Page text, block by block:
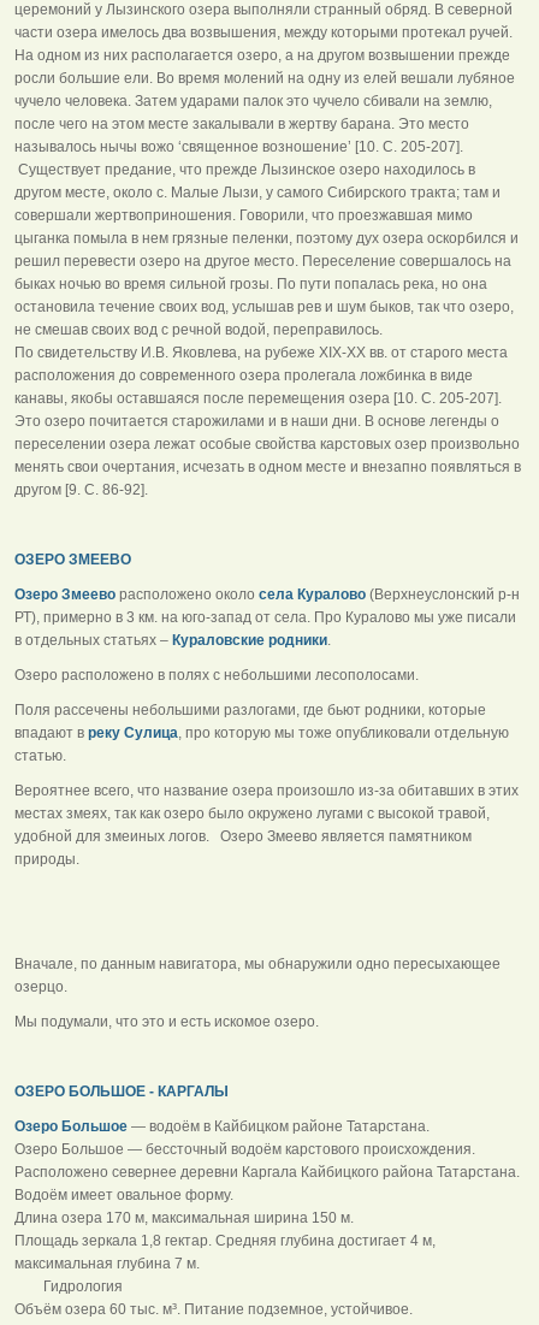
церемоний у Лызинского озера выполняли странный обряд. В северной
части озера имелось два возвышения, между которыми протекал ручей.
На одном из них располагается озеро, а на другом возвышении прежде
росли большие ели. Во время молений на одну из елей вешали лубяное
чучело человека. Затем ударами палок это чучело сбивали на землю,
после чего на этом месте закалывали в жертву барана. Это место
называлось нычы вожо ‘священное возношение’ [10. С. 205-207].
Существует предание, что прежде Лызинское озеро находилось в
другом месте, около с. Малые Лызи, у самого Сибирского тракта; там и
совершали жертвоприношения. Говорили, что проезжавшая мимо
цыганка помыла в нем грязные пеленки, поэтому дух озера оскорбился и
решил перевести озеро на другое место. Переселение совершалось на
быках ночью во время сильной грозы. По пути попалась река, но она
остановила течение своих вод, услышав рев и шум быков, так что озеро,
не смешав своих вод с речной водой, переправилось.
По свидетельству И.В. Яковлева, на рубеже XIX-XX вв. от старого места
расположения до современного озера пролегала ложбинка в виде
канавы, якобы оставшаяся после перемещения озера [10. С. 205-207].
Это озеро почитается старожилами и в наши дни. В основе легенды о
переселении озера лежат особые свойства карстовых озер произвольно
менять свои очертания, исчезать в одном месте и внезапно появляться в
другом [9. С. 86-92].
ОЗЕРО ЗМЕЕВО
Озеро Змеево расположено около села Куралово (Верхнеуслонский р-н
РТ), примерно в 3 км. на юго-запад от села. Про Куралово мы уже писали
в отдельных статьях – Кураловские родники.
Озеро расположено в полях с небольшими лесополосами.
Поля рассечены небольшими разлогами, где бьют родники, которые
впадают в реку Сулица, про которую мы тоже опубликовали отдельную
статью.
Вероятнее всего, что название озера произошло из-за обитавших в этих
местах змеях, так как озеро было окружено лугами с высокой травой,
удобной для змеиных логов. Озеро Змеево является памятником
природы.
Вначале, по данным навигатора, мы обнаружили одно пересыхающее
озерцо.
Мы подумали, что это и есть искомое озеро.
ОЗЕРО БОЛЬШОЕ - КАРГАЛЫ
Озеро Большое — водоём в Кайбицком районе Татарстана.
Озеро Большое — бессточный водоём карстового происхождения.
Расположено севернее деревни Каргала Кайбицкого района Татарстана.
Водоём имеет овальное форму.
Длина озера 170 м, максимальная ширина 150 м.
Площадь зеркала 1,8 гектар. Средняя глубина достигает 4 м,
максимальная глубина 7 м.
Гидрология
Объём озера 60 тыс. м³. Питание подземное, устойчивое.